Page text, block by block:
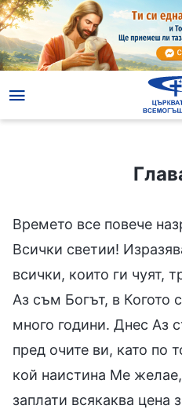
Времето все повече
Всички светии!
всички, които ги чуят,
Аз съм Богът, в Когото
много години. Днес Аз
пред очите ви, като по
кой наистина Ме
заплати всякаква цена